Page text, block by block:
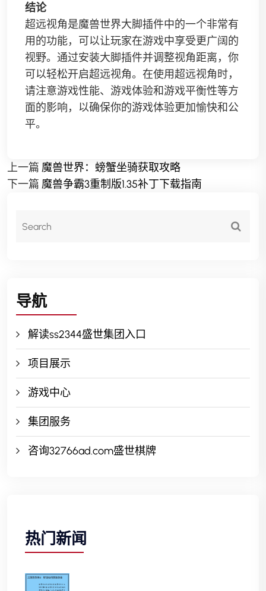
结论
超远视角是魔兽世界大脚插件中的一个非常有
用的功能，可以让玩家在游戏中享受更广阔的
视野。通过安装大脚插件并调整视角距离，你
可以轻松开启超远视角。在使用超远视角时，
请注意游戏性能、游戏体验和游戏平衡性等方
面的影响，以确保你的游戏体验更加愉快和公
平。
上一篇 魔兽世界：螃蟹坐骑获取攻略
下一篇 魔兽争霸3重制版1.35补丁下载指南
导航
解读ss2344盛世集团入口
项目展示
游戏中心
集团服务
咨询32766ad.com盛世棋牌
热门新闻